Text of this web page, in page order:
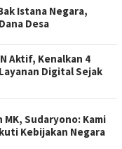
Istana Negara,
Desa
Aktif, Kenalkan 4
Digital Sejak
MK, Sudaryono: Kami
Kebijakan Negara